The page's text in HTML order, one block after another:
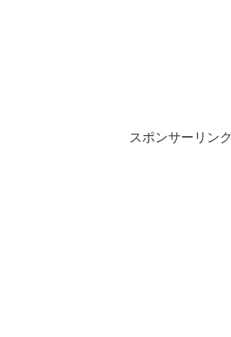
スポンサーリンク